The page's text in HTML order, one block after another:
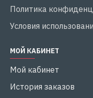
Политика
Условия
МОЙ КАБИНЕТ
Мой кабинет
История заказов